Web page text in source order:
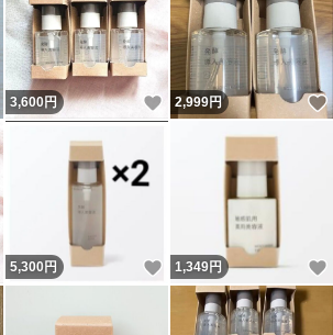
いいね！
3,600円 いいね！
2,999円
いいね！
5,300 円 いいね！
1,349円